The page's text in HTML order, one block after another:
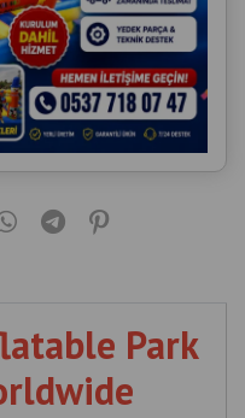
Park